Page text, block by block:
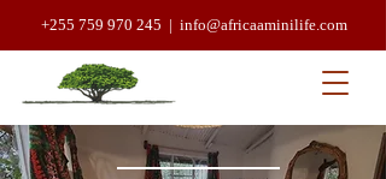
+255 759 970 245 | info@africaaminilife.com